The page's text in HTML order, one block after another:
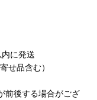
に発送
せ品含む）
前後する場合がござ